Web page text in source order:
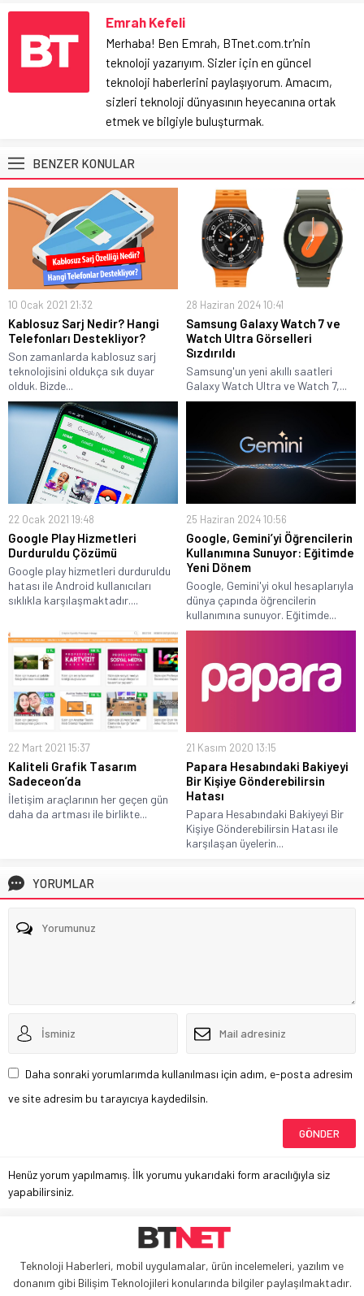
Emrah Kefeli
Merhaba! Ben Emrah, BTnet.com.tr'nin
teknoloji yazarıyım. Sizler için en güncel
teknoloji haberlerini paylaşıyorum. Amacım,
sizleri teknoloji dünyasının heyecanına ortak
etmek ve bilgiyle buluşturmak.
BENZER KONULAR
10 Ocak 2021 21:32
Kablosuz Sarj Nedir? Hangi
Telefonları Destekliyor?
Son zamanlarda kablosuz sarj
teknolojisini oldukça sık duyar
olduk. Bizde...
28 Haziran 2024 10:41
Samsung Galaxy Watch 7 ve
Watch Ultra Görselleri
Sızdırıldı
Samsung'un yeni akıllı saatleri
Galaxy Watch Ultra ve Watch 7,...
22 Ocak 2021 19:48
Google Play Hizmetleri
Durduruldu Çözümü
Google play hizmetleri durduruldu
hatası ile Android kullanıcıları
sıklıkla karşılaşmaktadır....
25 Haziran 2024 10:56
Google, Gemini’yi Öğrencilerin
Kullanımına Sunuyor: Eğitimde
Yeni Dönem
Google, Gemini'yi okul hesaplarıyla
dünya çapında öğrencilerin
kullanımına sunuyor. Eğitimde...
22 Mart 2021 15:37
Kaliteli Grafik Tasarım
Sadeceon’da
İletişim araçlarının her geçen gün
daha da artması ile birlikte...
21 Kasım 2020 13:15
Papara Hesabındaki Bakiyeyi
Bir Kişiye Gönderebilirsin
Hatası
Papara Hesabındaki Bakiyeyi Bir
Kişiye Gönderebilirsin Hatası ile
karşılaşan üyelerin...
YORUMLAR
Daha sonraki yorumlarımda kullanılması için adım, e-posta adresim
ve site adresim bu tarayıcıya kaydedilsin.
Henüz yorum yapılmamış. İlk yorumu yukarıdaki form aracılığıyla siz
yapabilirsiniz.
Teknoloji Haberleri, mobil uygulamalar, ürün incelemeleri, yazılım ve
donanım gibi Bilişim Teknolojileri konularında bilgiler paylaşılmaktadır.